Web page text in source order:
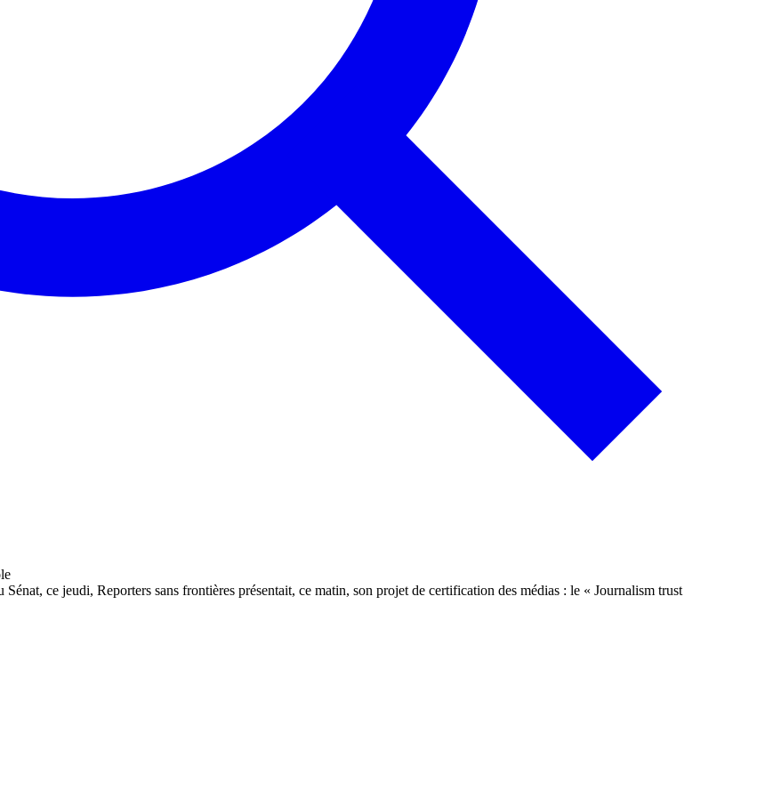
ce jeudi, Reporters sans frontières présentait, ce matin, son projet de certification des médias : le « Journalism trust